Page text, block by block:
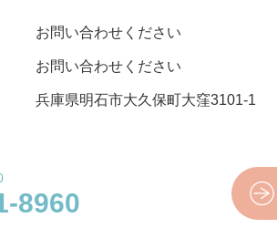
お問い合わせください
お問い合わせください
兵庫県明石市大久保町大窪3101-1
8960